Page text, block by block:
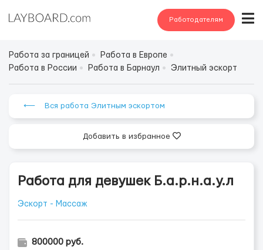
Работодателям
Работа за границей
Работа в Европе
Работа в России
Работа в Барнаул Элитный эскорт
⟵ Вся работа Элитным эскортом
Добавить в избранное
Работа для девушек Б.а.р.н.а.у.л
Эскорт - Массаж
800000 руб.